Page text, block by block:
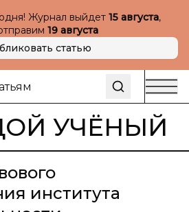
Журнал выйдет 15 августа,
19 августа
статью
УЧЁНЫЙ
института